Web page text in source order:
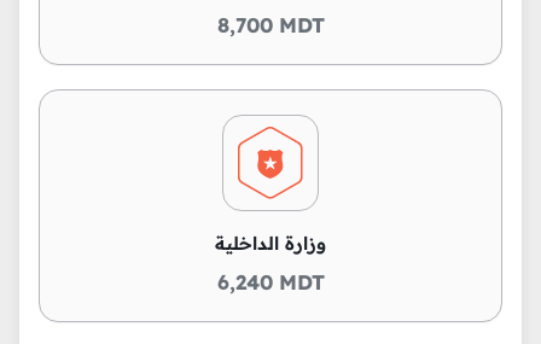
8,700 MDT
وزارة الداخلية
6,240 MDT